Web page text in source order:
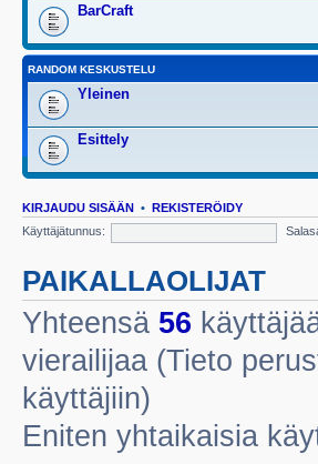
BarCraft
RANDOM KESKUSTELU
Yleinen
Esittely
KIRJAUDU SISÄÄN • REKISTERÖIDY
Käyttäjätunnus:
PAIKALLAOLIJAT
Yhteensä 56
vierailijaa (Tieto
käyttäjiin)
Eniten yhtaikaisia